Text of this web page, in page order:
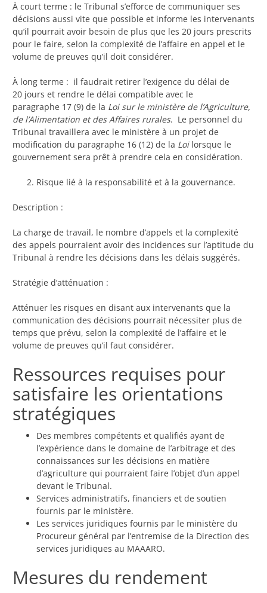
À court terme : le Tribunal s’efforce de communiquer ses
décisions aussi vite que possible et informe les intervenants
qu’il pourrait avoir besoin de plus que les 20 jours prescrits
pour le faire, selon la complexité de l’affaire en appel et le
volume de preuves qu’il doit considérer.
À long terme : il faudrait retirer l’exigence du délai de
20 jours et rendre le délai compatible avec le
paragraphe 17 (9) de la Loi sur le ministère de l’Agriculture,
de l’Alimentation et des Affaires rurales. Le personnel du
Tribunal travaillera avec le ministère à un projet de
modification du paragraphe 16 (12) de la Loilorsque le
gouvernement sera prêt à prendre cela en considération.
Risque lié à la responsabilité et à la gouvernance.
Description :
La charge de travail, le nombre d’appels et la complexité
des appels pourraient avoir des incidences sur l’aptitude du
Tribunal à rendre les décisions dans les délais suggérés.
Stratégie d’atténuation :
Atténuer les risques en disant aux intervenants que la
communication des décisions pourrait nécessiter plus de
temps que prévu, selon la complexité de l’affaire et le
volume de preuves qu’il faut considérer.
Ressources requises pour
satisfaire les orientations
stratégiques
Des membres compétents et qualifiés ayant de
l’expérience dans le domaine de l’arbitrage et des
connaissances sur les décisions en matière
d’agriculture qui pourraient faire l’objet d’un appel
devant le Tribunal.
Services administratifs, financiers et de soutien
fournis par le ministère.
Les services juridiques fournis par le ministère du
Procureur général par l’entremise de la Direction des
services juridiques au MAAARO.
Mesures du rendement